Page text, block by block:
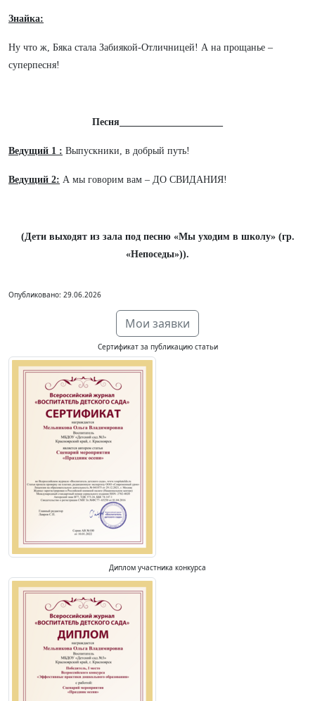
Знайка:
Ну что ж, Бяка стала Забиякой-Отличницей! А на прощанье –
суперпесня!
Песня_____________________
Ведущий 1 : Выпускники, в добрый путь!
Ведущий 2: А мы говорим вам – ДО СВИДАНИЯ!
(Дети выходят из зала под песню «Мы уходим в школу» (гр.
«Непоседы»)).
Опубликовано: 29.06.2026
Мои заявки
Сертификат за публикацию статьи
Диплом участника конкурса